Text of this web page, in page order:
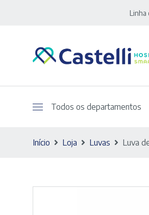
Linha
Todos os departamentos
Início Loja Luvas Luva